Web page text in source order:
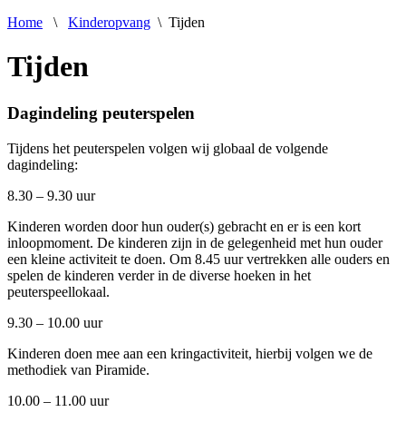
Home
\ Kinderopvang \ Tijden
Tijden
Dagindeling peuterspelen
Tijdens het peuterspelen volgen wij globaal de volgende
dagindeling:
8.30 – 9.30 uur
Kinderen worden door hun ouder(s) gebracht en er is een kort
inloopmoment. De kinderen zijn in de gelegenheid met hun ouder
een kleine activiteit te doen. Om 8.45 uur vertrekken alle ouders en
spelen de kinderen verder in de diverse hoeken in het
peuterspeellokaal.
9.30 – 10.00 uur
Kinderen doen mee aan een kringactiviteit, hierbij volgen we de
methodiek van Piramide.
10.00 – 11.00 uur